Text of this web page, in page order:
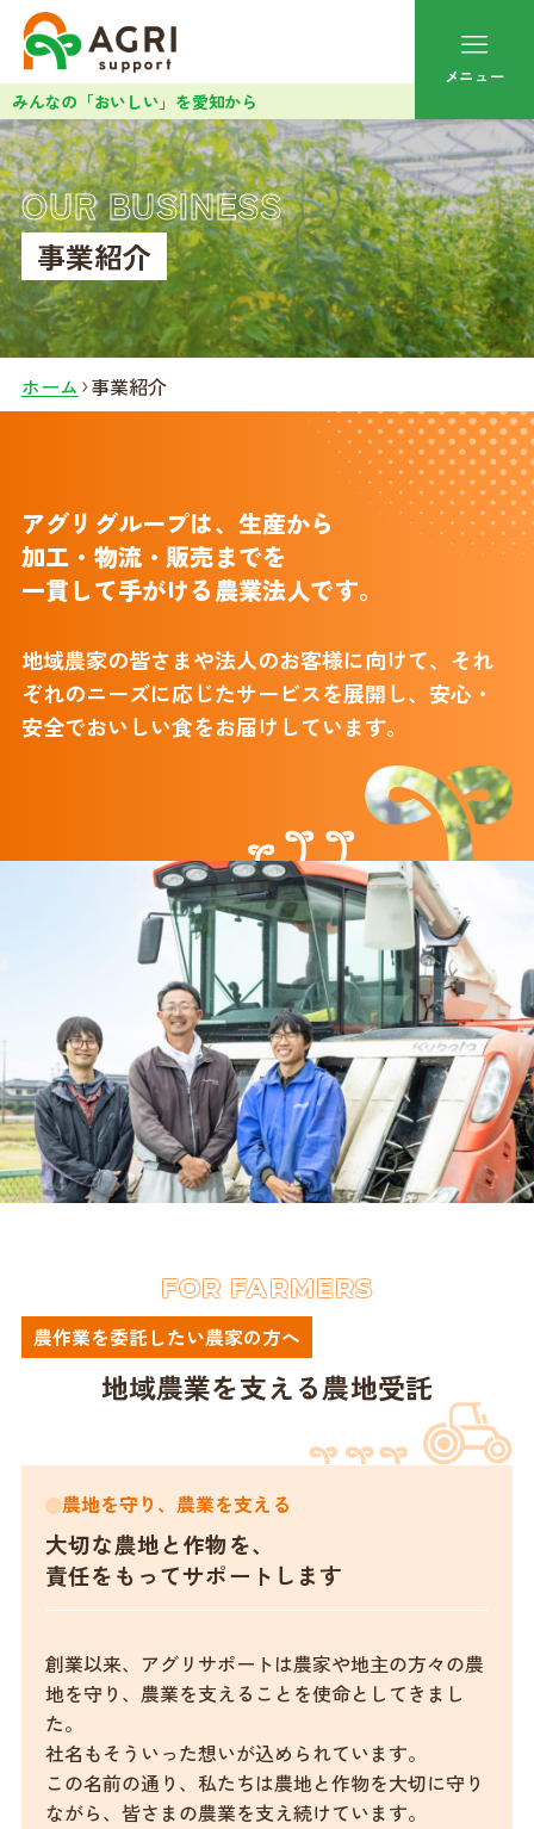
みんなの「おいしい」を愛知から
メニュー
事業紹介
OUR BUSINESS
ホーム 事業紹介
アグリグループは、生産から
加工・物流・販売までを
一貫して手がける農業法人です。
地域農家の皆さまや法人のお客様に向けて、それ
ぞれのニーズに応じたサービスを展開し、安心・
安全でおいしい食をお届けしています。
FOR FARMERS
農作業を委託したい農家の方へ
地域農業を支える⁩農地受託
農地を守り、農業を支える
大切な農地と作物を、
責任をもってサポートします
創業以来、アグリサポートは農家や地主の方々の農
地を守り、農業を支えることを使命としてきまし
た。
社名もそういった想いが込められています。
この名前の通り、私たちは農地と作物を大切に守り
ながら、皆さまの農業を支え続けています。